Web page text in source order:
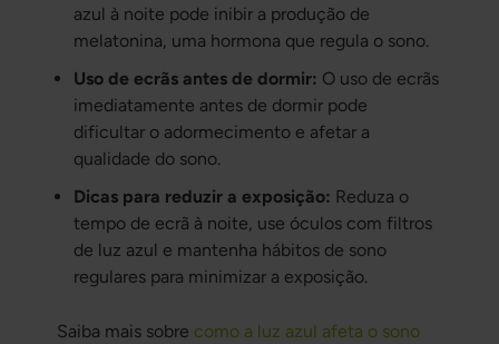
azul à noite pode inibir a produção de
melatonina, uma hormona que regula o sono.
Uso de ecrãs antes de dormir: O uso de ecrãs
imediatamente antes de dormir pode
dificultar o adormecimento e afetar a
qualidade do sono.
Dicas para reduzir a exposição: Reduza o
tempo de ecrã à noite, use óculos com filtros
de luz azul e mantenha hábitos de sono
regulares para minimizar a exposição.
Saiba mais sobre como a luz azul afeta o sono